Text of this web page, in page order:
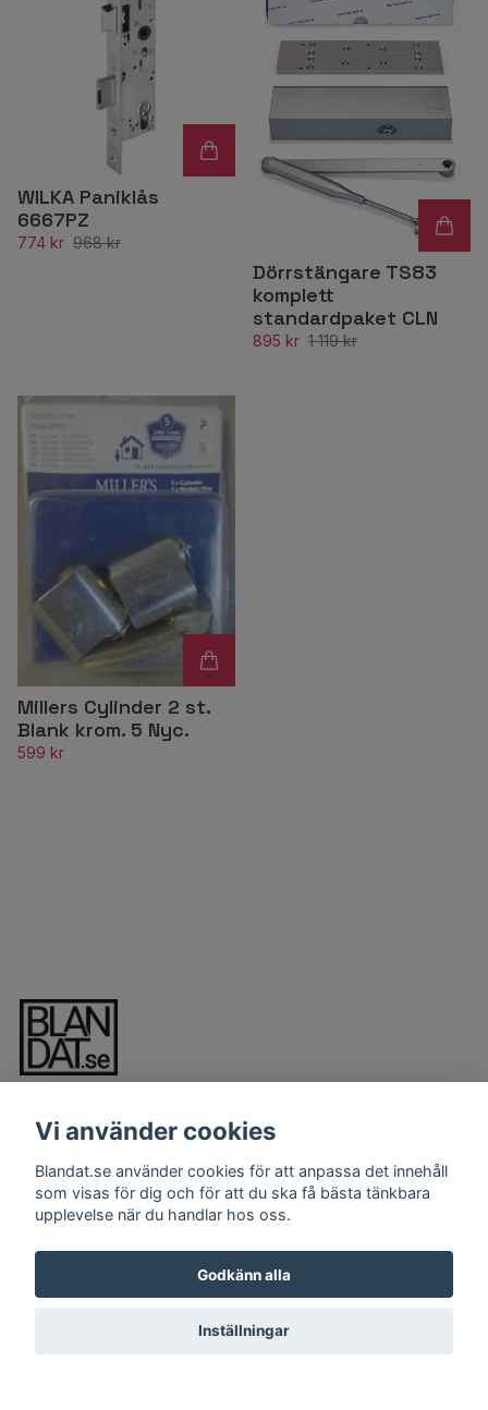
WILKA Paniklås
6667PZ
774 kr 968 kr
Dörrstängare TS83
komplett
standardpaket CLN
895 kr 1 119 kr
Millers Cylinder 2 st.
Blank krom. 5 Nyc.
599 kr
LÄS MER
Kontakt
Köpvillkor
Vi använder cookies
Blandat.se använder cookies för att anpassa det innehåll
som visas för dig och för att du ska få bästa tänkbara
upplevelse när du handlar hos oss.
Godkänn alla
Inställningar